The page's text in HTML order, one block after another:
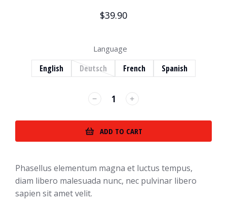
$39.90
Language
English Deutsch French Spanish
ADD TO CART
Phasellus elementum magna et luctus tempus,
diam libero malesuada nunc, nec pulvinar libero
sapien sit amet velit.